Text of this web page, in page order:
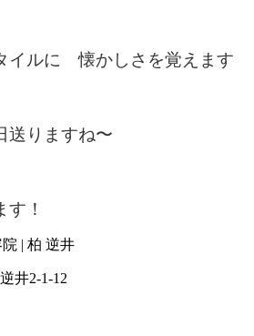
イルに 懐かしさを覚えます
りますね〜
！
| 柏 逆井
井2-1-12